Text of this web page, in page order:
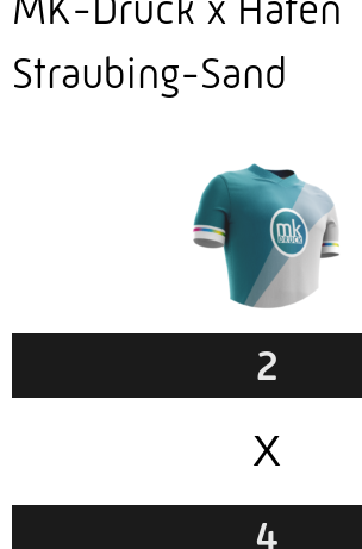
Straubing-Sand
2
X
4